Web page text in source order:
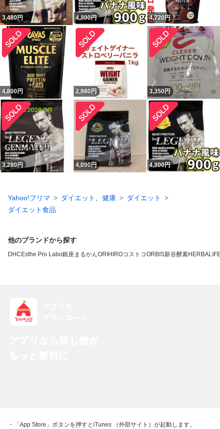
3,480円 4,800円 4,720 円
4,800円 2,980 円 3,350円
3,280円 4,090円 4,800円
Yahoo!フリマ ダイエット、健康
ダイエット
ダイエット食品
他のブランドから探す
DHC Esthe Pro Labo銀座まるかんORIHIROコストコORBIS新谷酵素
・「App Store」ボタンを押すとiTunes （外部サイト）が起動します。